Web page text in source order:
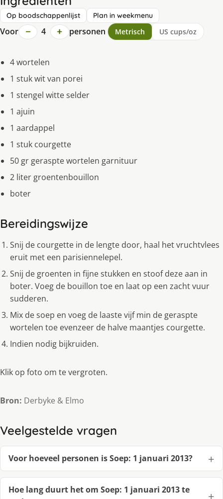
Op boodschappenlijst Plan in weekmenu
Voor − 4 + personen Metrisch US cups/oz
4 wortelen
1 stuk wit van porei
1 stengel witte selder
1 ajuin
1 aardappel
1 stuk courgette
50 gr geraspte wortelen garnituur
2 liter groentenbouillon
boter
Bereidingswijze
Snij de courgette in de lengte door, haal het vruchtvlees
eruit met een parisiennelepel.
Snij de groenten in fijne stukken en stoof deze aan in
boter. Voeg de bouillon toe en laat op een zacht vuur
sudderen.
Mix de soep en voeg de laaste vijf min de geraspte
wortelen toe evenzeer de halve maantjes courgette.
Indien nodig bijkruiden.
Klik op foto om te vergroten.
Bron: Derbyke & Elmo
Veelgestelde vragen
Voor hoeveel personen is Soep: 1 januari 2013?
Hoe lang duurt het om Soep: 1 januari 2013 te